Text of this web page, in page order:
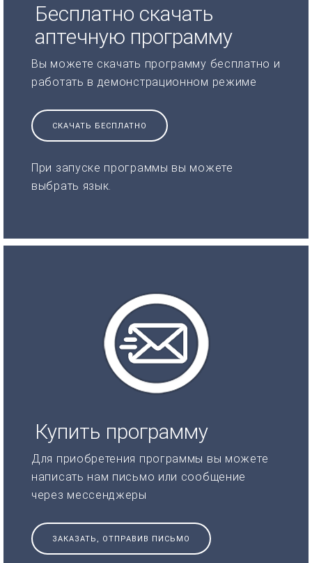
Бесплатно скачать
аптечную программу
Вы можете скачать программу бесплатно и
работать в демонстрационном режиме
СКАЧАТЬ БЕСПЛАТНО
При запуске программы вы можете
выбрать язык.
Купить программу
Для приобретения программы вы можете
написать нам письмо или сообщение
через мессенджеры
ЗАКАЗАТЬ, ОТПРАВИВ ПИСЬМО